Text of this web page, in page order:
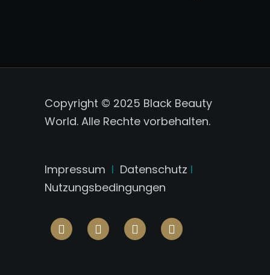
Copyright © 2025 Black Beauty
World. Alle Rechte vorbehalten.
Impressum I Datenschutz I
Nutzungsbedingungen